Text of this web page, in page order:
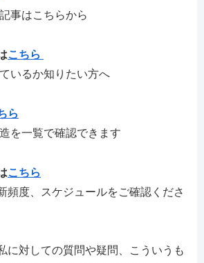
事はこちらから
こちら
いるか知りたい方へ
ら
を一覧で確認できます
こちら
頻度、スケジュールをご確認くださ
に対しての質問や疑問、こういうも